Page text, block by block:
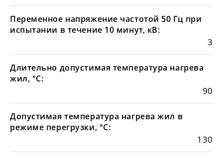
Переменное напряжение частотой 50 Гц при
испытании в течение 10 минут, кВ:
3
Длительно допустимая температура нагрева
жил, °С:
90
Допустимая температура нагрева жил в
режиме перегрузки, °С:
130